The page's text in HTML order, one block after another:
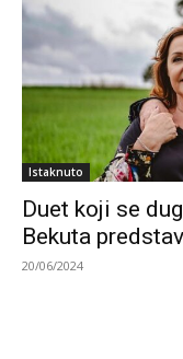
Istaknuto
Duet koji se
Bekuta
20/06/2024